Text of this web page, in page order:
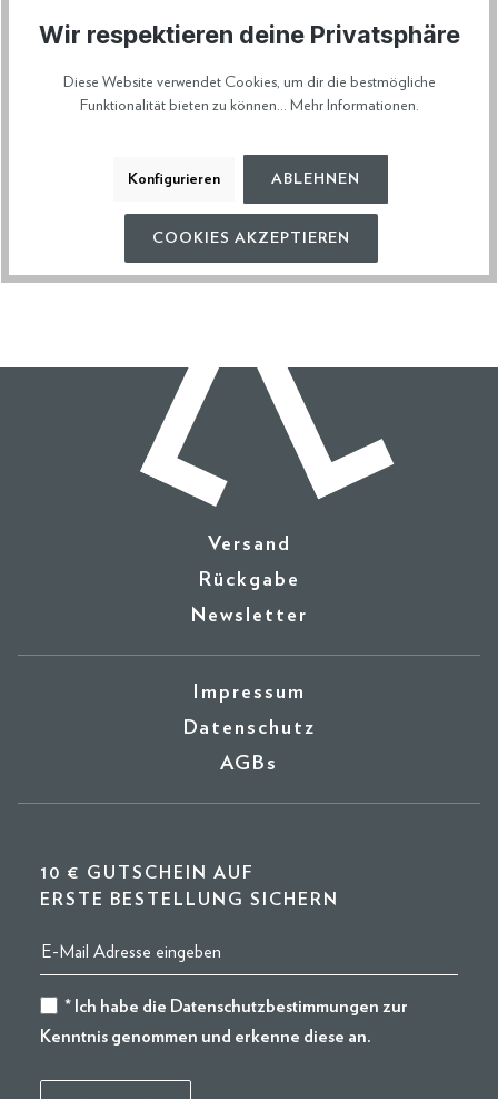
HERSTELLERDATEN
VERSAND & RETOURE
Diese Artikel könnten dir auch gefallen
Versand
Rückgabe
Newsletter
Impressum
Datenschutz
AGBs
10 € GUTSCHEIN AUF
ERSTE BESTELLUNG SICHERN
* Ich habe die Datenschutzbestimmungen zur
Kenntnis genommen und erkenne diese an.
Wir respektieren deine Privatsphäre
Diese Website verwendet Cookies, um dir die bestmögliche
Funktionalität bieten zu können... Mehr Informationen.
Konfigurieren ABLEHNEN
COOKIES AKZEPTIEREN